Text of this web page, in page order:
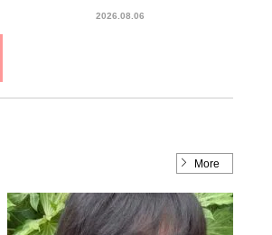
2026.08.06
More
チョン・ミンチョルさん
LIFE STYLE